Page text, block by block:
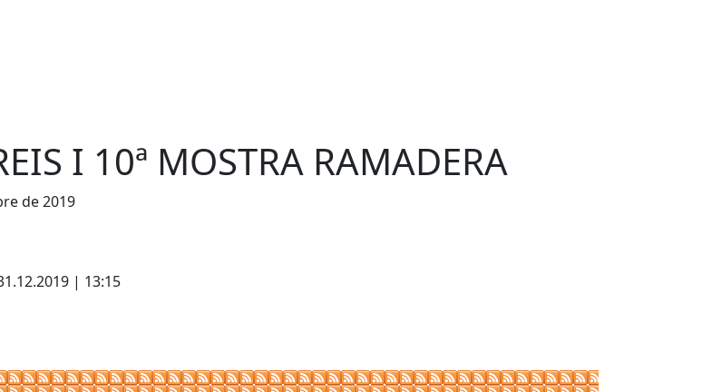
I 10ª MOSTRA RAMADERA
de 2019
| 13:15